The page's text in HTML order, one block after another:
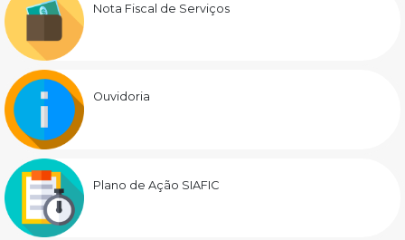
Nota Fiscal de Serviços
Ouvidoria
Plano de Ação SIAFIC